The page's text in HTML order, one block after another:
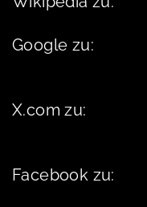
Google zu:
X.com zu:
Facebook zu: